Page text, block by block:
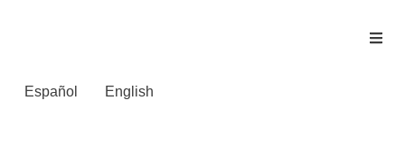
Español English